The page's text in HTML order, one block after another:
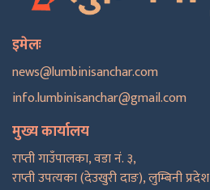
इमेलः
news@lumbinisanchar.com
info.lumbinisanchar@gmail.com
मुख्य कार्यालय
राप्ती गाउँपालका, वडा नं. ३,
राप्ती उपत्यका (देउखुरी दाङ), लुम्बिनी प्रदेश